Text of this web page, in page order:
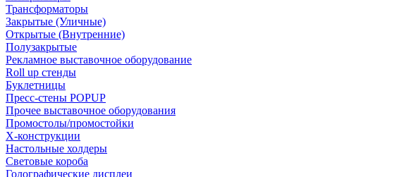
Трансформаторы
Закрытые (Уличные)
Открытые (Внутренние)
Полузакрытые
Рекламное выставочное оборудование
Roll up стенды
Буклетницы
Пресс-стены POPUP
Прочее выставочное оборудования
Промостолы/промостойки
Х-конструкции
Настольные холдеры
Световые короба
Голографические дисплеи